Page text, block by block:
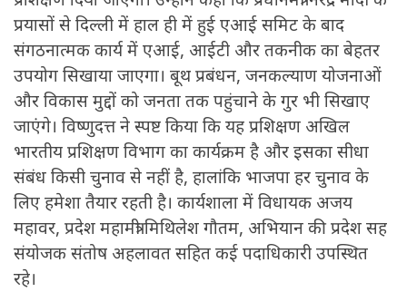
प्रयासों से दिल्ली में हाल ही में हुई एआई समिट के बाद
संगठनात्मक कार्य में एआई, आईटी और तकनीक का बेहतर
उपयोग सिखाया जाएगा। बूथ प्रबंधन, जनकल्याण योजनाओं
और विकास मुद्दों को जनता तक पहुंचाने के गुर भी सिखाए
जाएंगे। विष्णुदत्त ने स्पष्ट किया कि यह प्रशिक्षण अखिल
भारतीय प्रशिक्षण विभाग का कार्यक्रम है और इसका सीधा
संबंध किसी चुनाव से नहीं है, हालांकि भाजपा हर चुनाव के
लिए हमेशा तैयार रहती है। कार्यशाला में विधायक अजय
महावर, प्रदेश महामंत्री मिथिलेश गौतम, अभियान की प्रदेश सह
संयोजक संतोष अहलावत सहित कई पदाधिकारी उपस्थित
रहे।